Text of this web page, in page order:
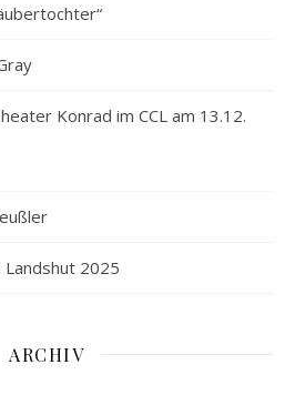
Konrad im CCL am 13.12.
2025
ARCHIV